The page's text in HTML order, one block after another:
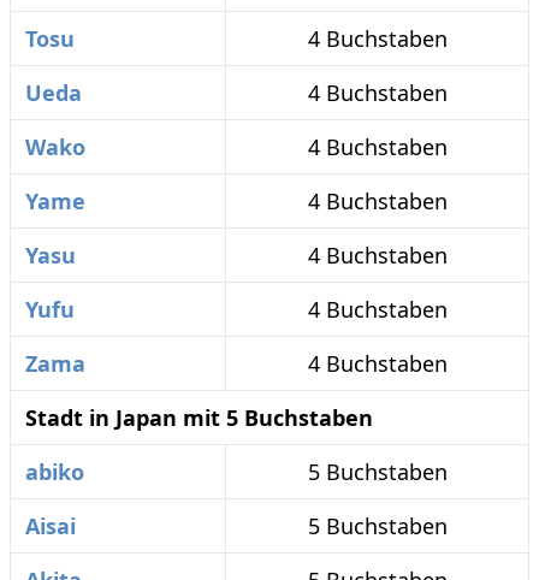
Tosu
4 Buchstaben
Ueda
4 Buchstaben
Wako
4 Buchstaben
Yame
4 Buchstaben
Yasu
4 Buchstaben
Yufu
4 Buchstaben
Zama
4 Buchstaben
Stadt in Japan mit 5 Buchstaben
abiko
5 Buchstaben
Aisai
5 Buchstaben